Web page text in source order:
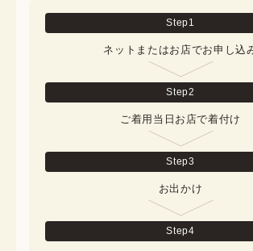
Step1
ネットまたはお店でお申し込
Step2
ご着用当日お店で着付け
Step3
お出かけ
Step4